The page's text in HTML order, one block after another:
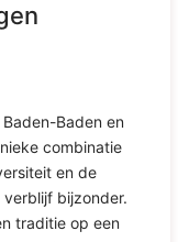
Baden en
combinatie
en de
bijzonder.
traditie op een